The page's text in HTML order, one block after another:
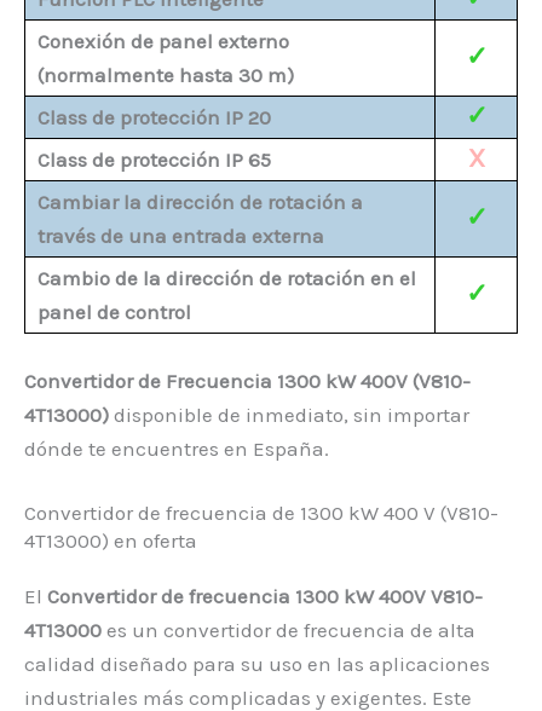
Conexión de panel externo
(normalmente hasta 30 m)
✓
Class de protección IP 20 ✓
Class de protección IP 65 X
Cambiar la dirección de rotación a
través de una entrada externa
✓
Cambio de la dirección de rotación en el
panel de control
✓
Convertidor de Frecuencia 1300 kW 400V (V810-
4T13000) disponible de inmediato, sin importar
dónde te encuentres en España.
Convertidor de frecuencia de 1300 kW 400 V (V810-
4T13000) en oferta
El Convertidor de frecuencia 1300 kW 400V V810-
4T13000 es un convertidor de frecuencia de alta
calidad diseñado para su uso en las aplicaciones
industriales más complicadas y exigentes. Este